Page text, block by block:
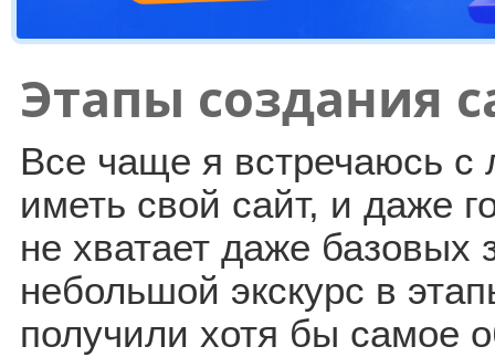
Этапы создания
Все чаще я встречаюсь
иметь свой сайт, и даже
не хватает даже
небольшой экскурс в
получили хотя бы самое